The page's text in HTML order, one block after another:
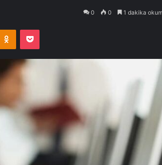
0 0 1 dakika
Odnoklassniki
Pocket